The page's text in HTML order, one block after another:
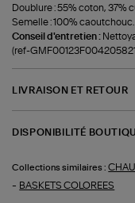
Doublure : 55% coton, 37%
Semelle : 100% caoutchouc.
Conseil d'entretien :
(ref-
LIVRAISON ET RETOUR
DISPONIBILITÉ
Collections similaires :
- BASKETS COLOREES